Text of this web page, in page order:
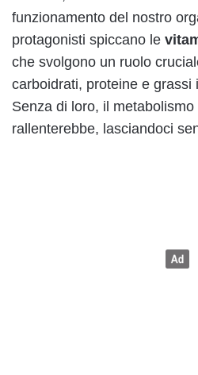
funzionamento del nostro
protagonisti spiccano le
che svolgono un ruolo
carboidrati, proteine e grassi
Senza di loro, il
rallenterebbe, lasciandoci